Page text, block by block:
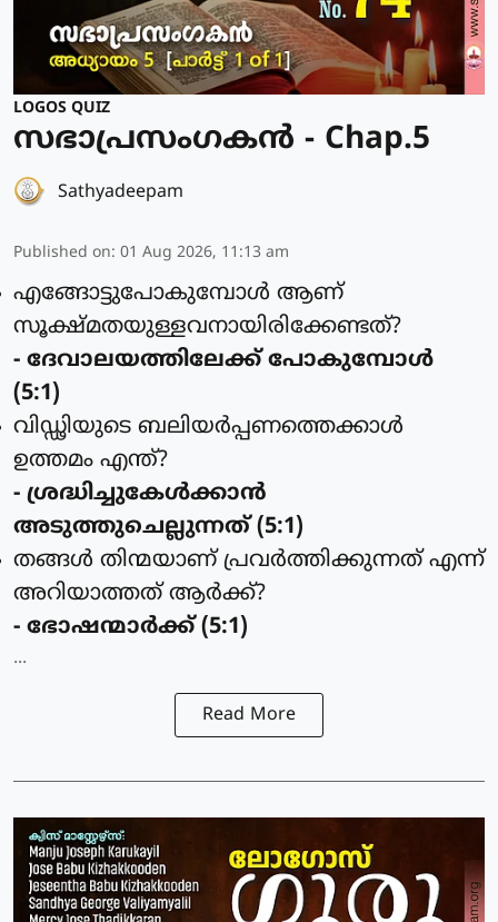
LOGOS QUIZ
സഭാപ്രസംഗകൻ - Chap.5
Sathyadeepam
Published on: 01 Aug 2026, 11:13 am
എങ്ങോട്ടുപോകുമ്പോള്‍ ആണ്
സൂക്ഷ്മതയുള്ളവനായിരിക്കേണ്ടത്?
- ദേവാലയത്തിലേക്ക് പോകുമ്പോള്‍
(5:1)
വിഡ്ഢിയുടെ ബലിയര്‍പ്പണത്തെക്കാള്‍
ഉത്തമം എന്ത്?
- ശ്രദ്ധിച്ചുകേള്‍ക്കാന്‍
അടുത്തുചെല്ലുന്നത് (5:1)
തങ്ങള്‍ തിന്മയാണ് പ്രവര്‍ത്തിക്കുന്നത് എന്ന്
അറിയാത്തത് ആര്‍ക്ക്?
- ഭോഷന്മാര്‍ക്ക് (5:1)
...
Read More